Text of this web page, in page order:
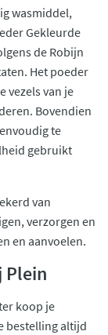
wasmiddel,
Gekleurde
de Robijn
Het poeder
vezels van je
Bovendien
te
gebruikt
van
verzorgen en
en aanvoelen.
Plein
koop je
bestelling altijd